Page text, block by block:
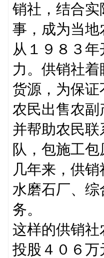
销社，结合
事，成为当
从１９８３
力。供销社
货源，为保
农民出售农
并帮助农民
队，包施工
几年来，供
水磨石厂、
务。
这样的供销
投股４０６